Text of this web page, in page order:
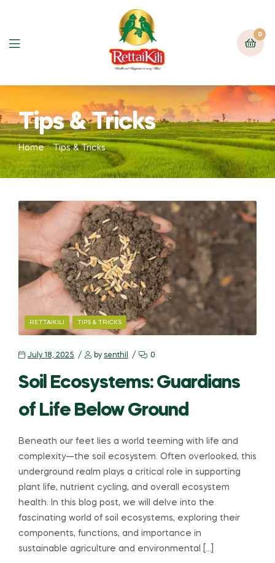
0
Tips & Tricks
Home Tips & Tricks
RETTAIKILI TIPS & TRICKS
July 18, 2025 by senthil 0
Soil Ecosystems: Guardians
of Life Below Ground
Beneath our feet lies a world teeming with life and
complexity—the soil ecosystem. Often overlooked, this
underground realm plays a critical role in supporting
plant life, nutrient cycling, and overall ecosystem
health. In this blog post, we will delve into the
fascinating world of soil ecosystems, exploring their
components, functions, and importance in
sustainable agriculture and environmental […]